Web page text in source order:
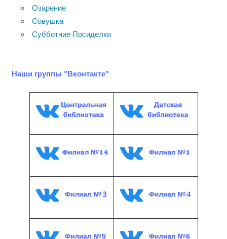
Озарение
Совушка
Субботние Посиделки
Наши группы "Вконтакте"